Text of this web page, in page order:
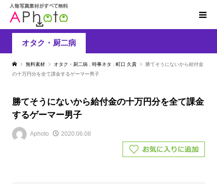
オタク・厨二病
無料素材 オタク・厨二病 時事ネタ 町口 久貴
勝てそうにないから給付金
の十万円分を全て課金するゲーマー男子
勝てそうにないから給付金の十万円分を全て課金
するゲーマー男子
Aphoto 2020.06.08